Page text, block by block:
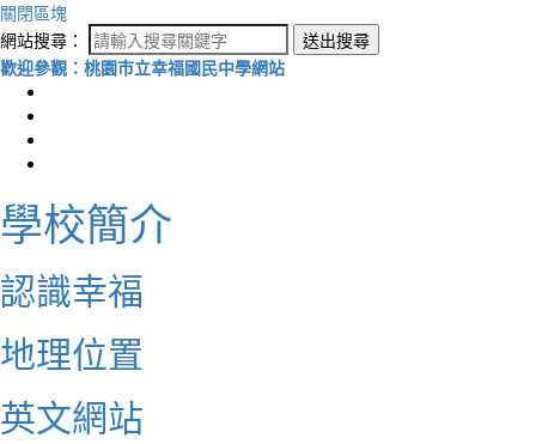
關閉區塊
網站搜尋：
送出搜尋
歡迎參觀：桃園市立幸福國民中學網站
學校簡介
認識幸福
地理位置
英文網站